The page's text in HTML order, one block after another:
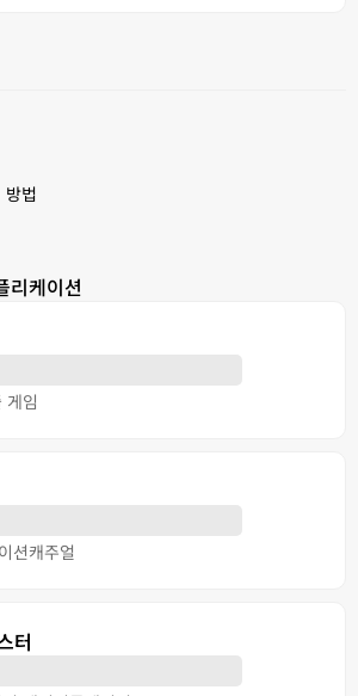
방법
리케이션
게임
션캐주얼
터